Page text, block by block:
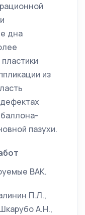
дна
из
пазухи.
ВАК.
П.Л.,
А.Н.,